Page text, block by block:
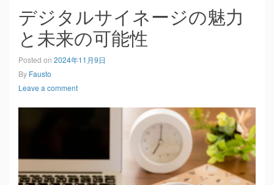
デジタルサイネージの魅力
と未来の可能性
Posted on 2024年11月9日
By Fausto
Leave a comment